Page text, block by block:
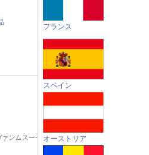
ンムスー-
フランス
スペイン
オーストリア